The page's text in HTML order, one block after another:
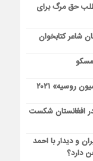
حق مرگ برای
شاعر کتابخوان
مسکو
روسیه» ۲۰۲۱
افغانستان شکست
و دیدار با احمد
دارد؟